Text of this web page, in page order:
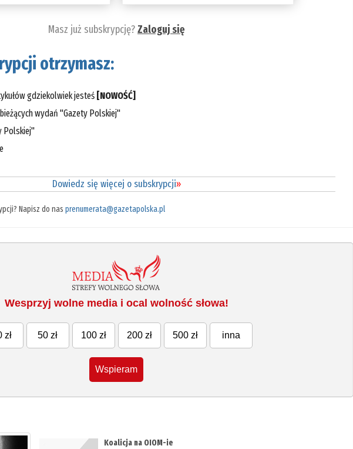
Masz już subskrypcję?Zaloguj się
otrzymasz:
gdziekolwiek jesteś [NOWOŚĆ]
wydań "Gazety Polskiej"
Polskiej"
Dowiedz się więcej o subskrypcji»
Napisz do nasprenumerata@gazetapolska.pl
Wesprzyj wolne media i ocal wolność słowa!
zł 50 zł 100 zł 200 zł 500 zł inna
Wspieram
Koalicja na OIOM-ie